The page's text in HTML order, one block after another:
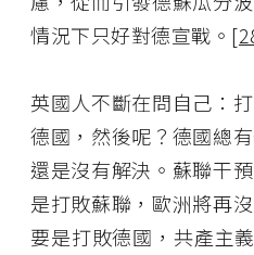
情況下只好對德宣戰。
英國人不斷在問自己：
德國，然後呢？德國總
還是沒有解決。蘇聯干
是打敗蘇聯，歐洲將再
要是打敗德國，共產主